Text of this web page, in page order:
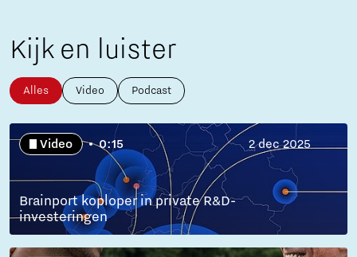
Kijk en luister
Alles Video Podcast
Video 0:15 2 dec 2025
Brainport koploper in private R&D-
investeringen